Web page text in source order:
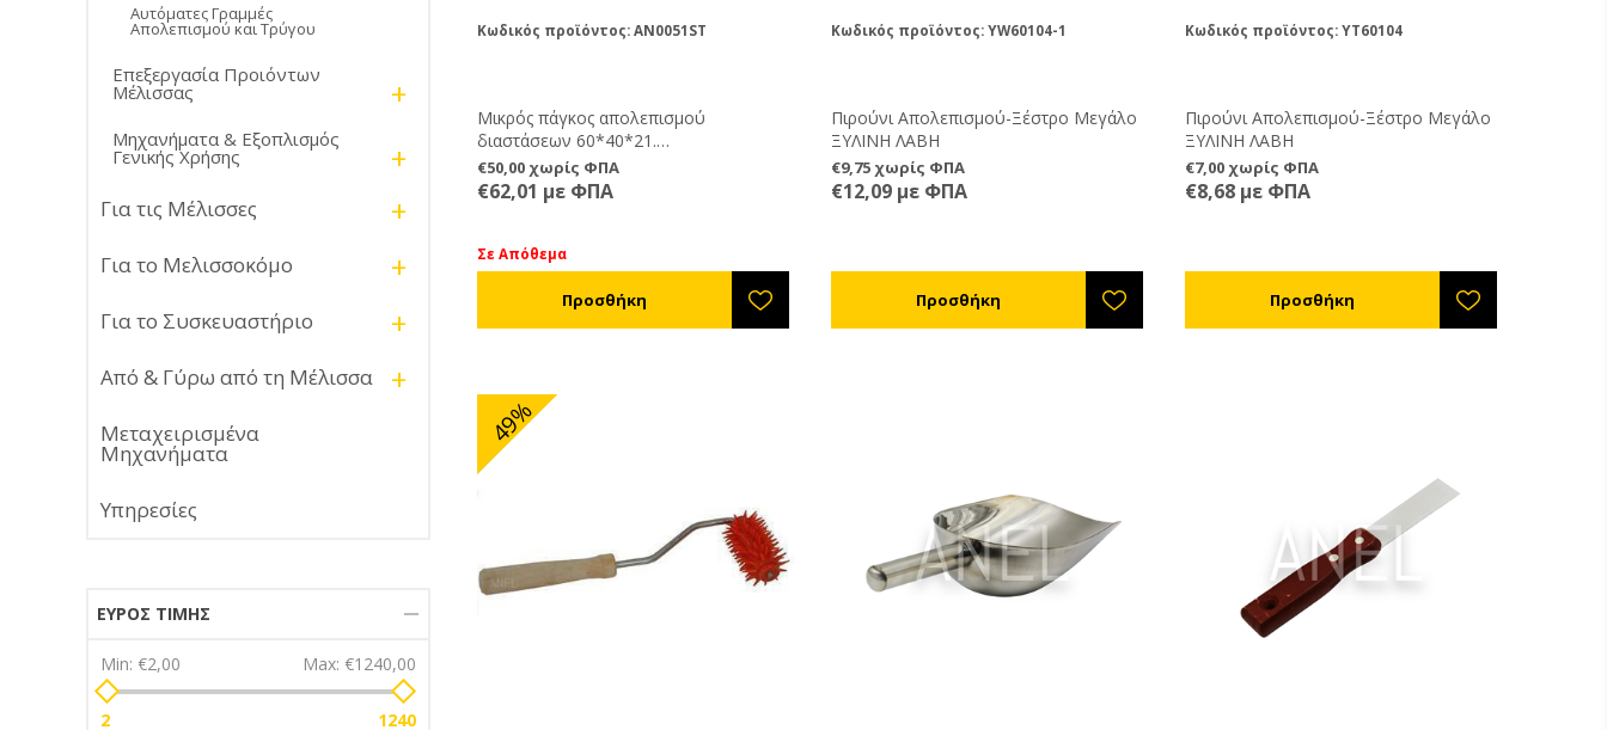
Κωδικός προϊόντος: AN0051ST
Μικρός πάγκος απολεπισμού
διαστάσεων 60*40*21.
Κατασκευασμένος από πλαστικό
κατάλληλο για τρόφιμα, με σίτα
αποστράγγισης των απολεπισμάτων και
€50,00 χωρίς ΦΠΑ
€62,01 με ΦΠΑ
Σε Απόθεμα
Κωδικός προϊόντος: YW60104-1
Πιρούνι Απολεπισμού-Ξέστρο Μεγάλο
ΞΥΛΙΝΗ ΛΑΒΗ
€9,75 χωρίς ΦΠΑ
€12,09 με ΦΠΑ
Κωδικός προϊόντος: YT60104
Πιρούνι Απολεπισμού-Ξέστρο Μεγάλο
ΞΥΛΙΝΗ ΛΑΒΗ
€7,00 χωρίς ΦΠΑ
€8,68 με ΦΠΑ
49%
Αυτόματες Γραμμές
Απολεπισμού και Τρύγου
Επεξεργασία Προιόντων
Μέλισσας +
Μηχανήματα & Εξοπλισμός
Γενικής Χρήσης +
Για τις Μέλισσες +
Για το Μελισσοκόμο +
Για το Συσκευαστήριο +
Από & Γύρω από τη Μέλισσα +
Μεταχειρισμένα
Μηχανήματα
Υπηρεσίες
ΕΎΡΟΣ ΤΙΜΉΣ
Min: €2,00 Max: €1240,00
2 1240